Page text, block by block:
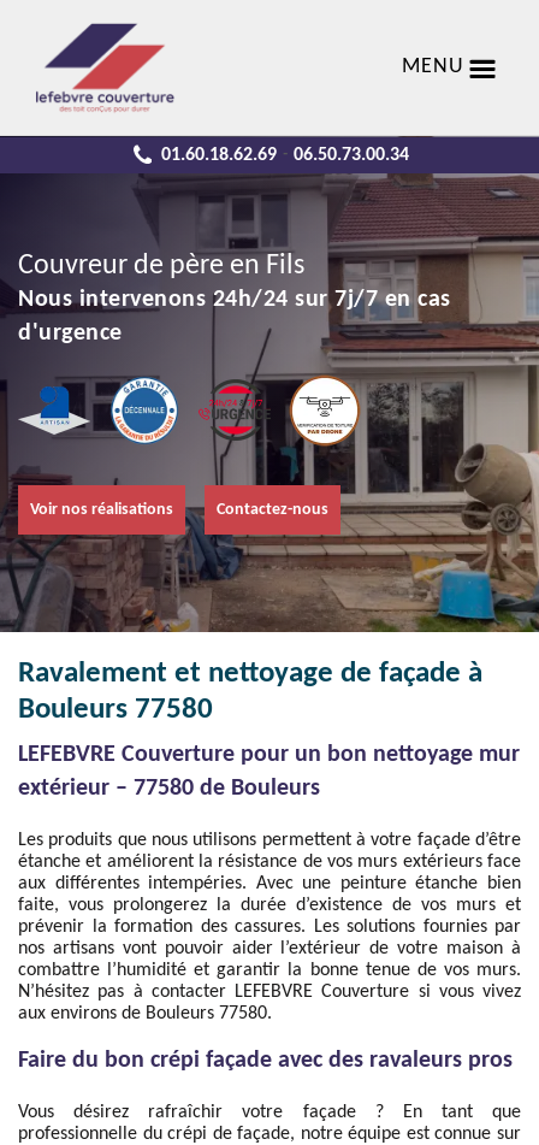
MENU
01.60.18.62.69 - 06.50.73.00.34
Couvreur de père en Fils
Nous intervenons 24h/24 sur 7j/7 en cas
d'urgence
Voir nos réalisations Contactez-nous
Ravalement et nettoyage de façade à
Bouleurs 77580
LEFEBVRE Couverture pour un bon nettoyage mur
extérieur – 77580 de Bouleurs
Les produits que nous utilisons permettent à votre façade d’être
étanche et améliorent la résistance de vos murs extérieurs face
aux différentes intempéries. Avec une peinture étanche bien
faite, vous prolongerez la durée d’existence de vos murs et
prévenir la formation des cassures. Les solutions fournies par
nos artisans vont pouvoir aider l’extérieur de votre maison à
combattre l’humidité et garantir la bonne tenue de vos murs.
N’hésitez pas à contacter LEFEBVRE Couverture si vous vivez
aux environs de Bouleurs 77580.
Faire du bon crépi façade avec des ravaleurs pros
Vous désirez rafraîchir votre façade ? En tant que
professionnelle du crépi de façade, notre équipe est connue sur